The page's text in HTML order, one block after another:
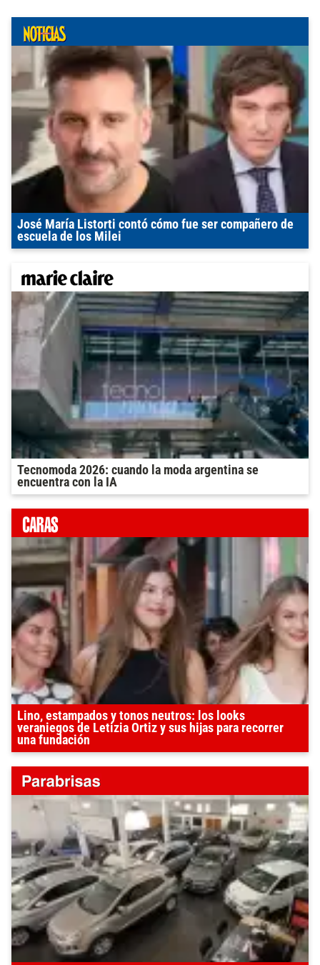
José María Listorti contó cómo fue ser compañero de
escuela de los Milei
Tecnomoda 2026: cuando la moda argentina se
encuentra con la IA
Lino, estampados y tonos neutros: los looks
veraniegos de Letizia Ortiz y sus hijas para recorrer
una fundación